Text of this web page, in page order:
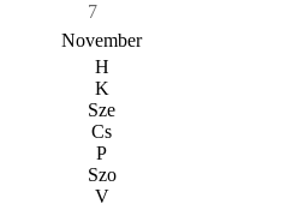
7
November
H
K
Sze
Cs
P
Szo
V